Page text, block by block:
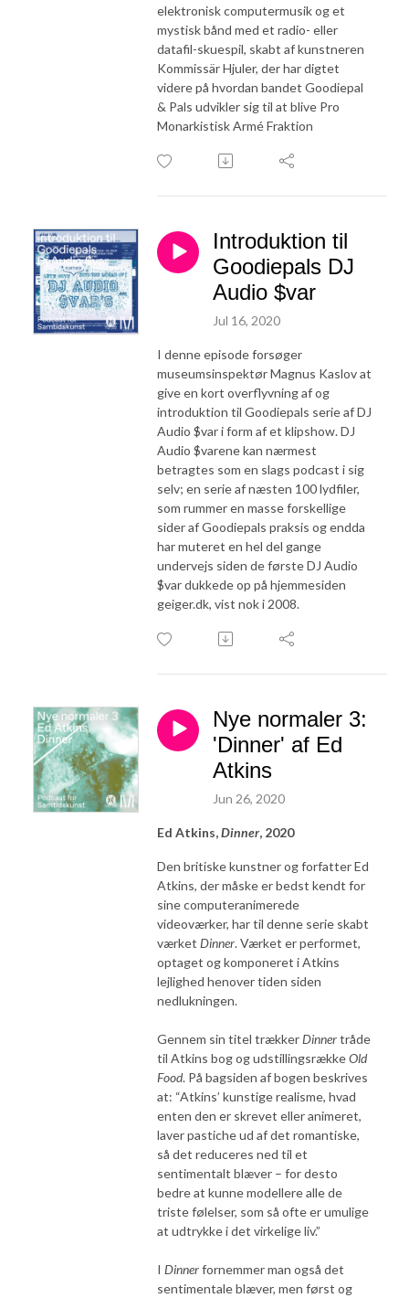
elektronisk computermusik og et
mystisk bånd med et radio- eller
datafil-skuespil, skabt af kunstneren
Kommissär Hjuler, der har digtet
videre på hvordan bandet Goodiepal
& Pals udvikler sig til at blive Pro
Monarkistisk Armé Fraktion
Introduktion til
Goodiepals DJ
Audio $var
Jul 16, 2020
I denne episode forsøger
museumsinspektør Magnus Kaslov at
give en kort overflyvning af og
introduktion til Goodiepals serie af DJ
Audio $var i form af et klipshow. DJ
Audio $varene kan nærmest
betragtes som en slags podcast i sig
selv; en serie af næsten 100 lydfiler,
som rummer en masse forskellige
sider af Goodiepals praksis og endda
har muteret en hel del gange
undervejs siden de første DJ Audio
$var dukkede op på hjemmesiden
geiger.dk, vist nok i 2008.
Nye normaler 3:
'Dinner' af Ed
Atkins
Jun 26, 2020
Ed Atkins,Dinner, 2020
Den britiske kunstner og forfatter Ed
Atkins, der måske er bedst kendt for
sine computeranimerede
videoværker, har til denne serie skabt
værket Dinner.Værket er performet,
optaget og komponeret i Atkins
lejlighed henover tiden siden
nedlukningen.
Gennem sin titel trækkerDinnertråde
til Atkins bog og udstillingsrækkeOld
Food. På bagsiden af bogen beskrives
at: “Atkins’ kunstige realisme, hvad
enten den er skrevet eller animeret,
laver pastiche ud af det romantiske,
så det reduceres ned til et
sentimentalt blæver – for desto
bedre at kunne modellere alle de
triste følelser, som så ofte er umulige
at udtrykke i det virkelige liv.”
I Dinnerfornemmer man også det
sentimentale blæver, men først og